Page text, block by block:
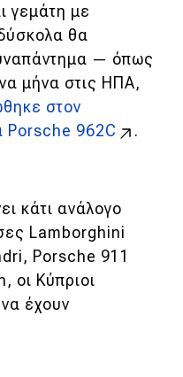
γεμάτη με
θα
— όπως
μήνα στις ΗΠΑ,
στον
Porsche 962C .
κάτι ανάλογο
Lamborghini
Porsche 911
οι Κύπριοι
έχουν